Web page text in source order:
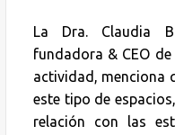
La Dra. Claudia
fundadora & CEO
actividad, menciona
este tipo de
relación con las